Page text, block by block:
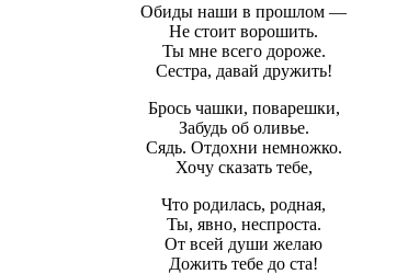
Обиды наши в прошлом —
Не стоит ворошить.
Ты мне всего дороже.
Сестра, давай дружить!
Брось чашки, поварешки,
Забудь об оливье.
Сядь. Отдохни немножко.
Хочу сказать тебе,
Что родилась, родная,
Ты, явно, неспроста.
От всей души желаю
Дожить тебе до ста!